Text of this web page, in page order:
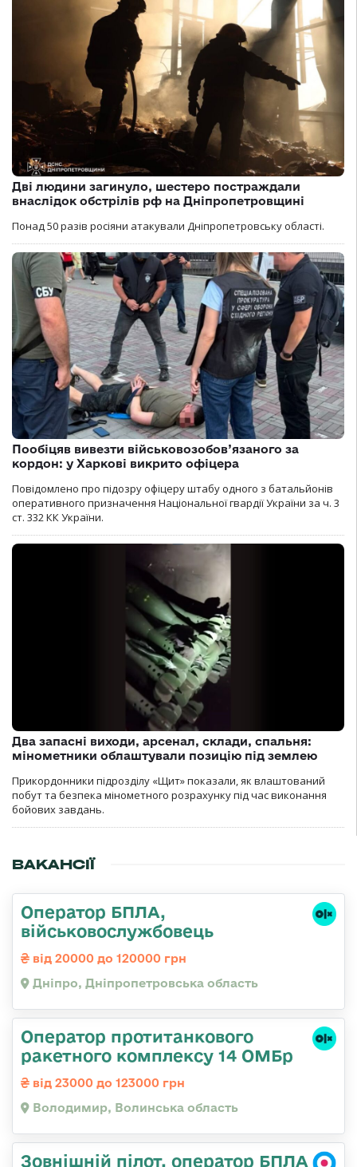
Дві людини загинуло, шестеро постраждали
внаслідок обстрілів рф на Дніпропетровщині
Понад 50 разів росіяни атакували Дніпропетровську області.
Пообіцяв вивезти військовозобов’язаного за
кордон: у Харкові викрито офіцера
Повідомлено про підозру офіцеру штабу одного з батальйонів
оперативного призначення Національної гвардії України за ч. 3
ст. 332 КК України.
Два запасні виходи, арсенал, склади, спальня:
мінометники облаштували позицію під землею
Прикордонники підрозділу «Щит» показали, як влаштований
побут та безпека мінометного розрахунку під час виконання
бойових завдань.
ВАКАНСІЇ
Оператор БПЛА,
військовослужбовець
від 20000 до 120000 грн
Дніпро, Дніпропетровська область
Оператор протитанкового
ракетного комплексу 14 ОМБр
від 23000 до 123000 грн
Володимир, Волинська область
Зовнішній пілот, оператор БПЛА